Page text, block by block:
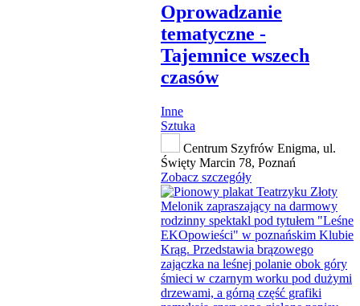
Oprowadzanie
tematyczne -
Tajemnice wszech
czasów
Inne
Sztuka
Centrum Szyfrów Enigma, ul.
Święty Marcin 78, Poznań
Zobacz szczegóły